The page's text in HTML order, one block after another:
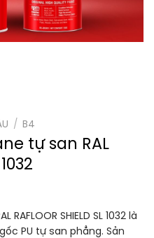
/ B4
tự san RAL
SHIELD SL 1032 là
PU tự san phẳng. Sản